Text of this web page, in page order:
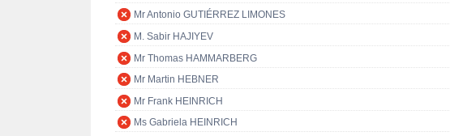
Mr Antonio GUTIÉRREZ LIMONES
M. Sabir HAJIYEV
Mr Thomas HAMMARBERG
Mr Martin HEBNER
Mr Frank HEINRICH
Ms Gabriela HEINRICH